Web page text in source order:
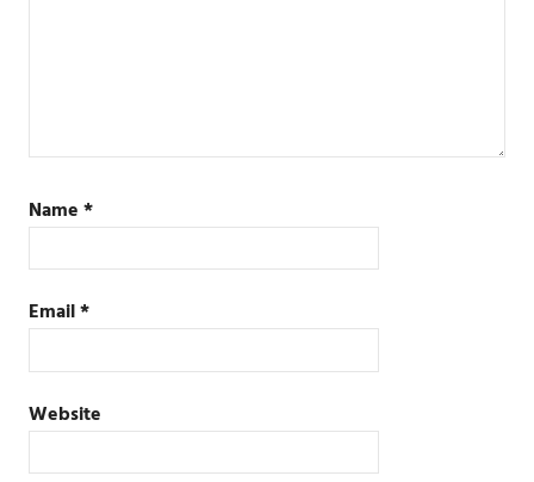
Name*
Email*
Website